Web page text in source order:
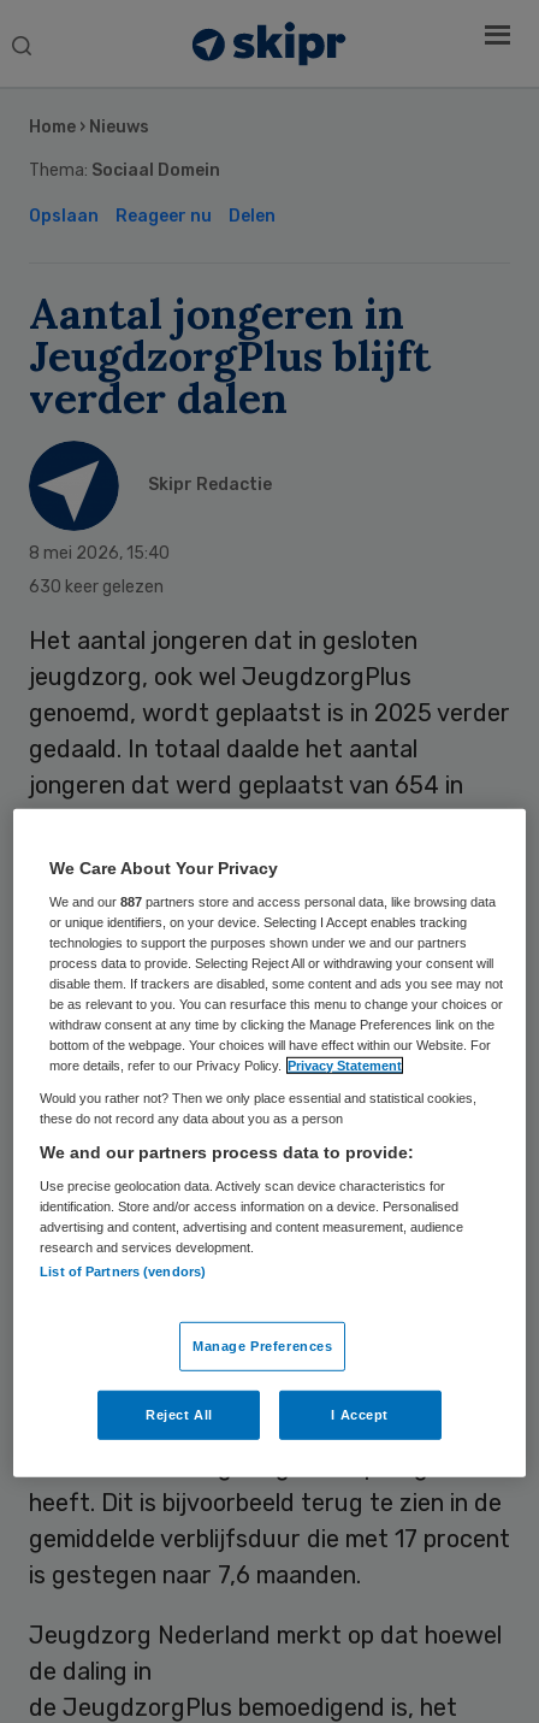
Search
Home › Nieuws
Thema: Sociaal Domein
Opslaan Reageer nu Delen
Aantal jongeren in
JeugdzorgPlus blijft
verder dalen
Skipr Redactie
8 mei 2026, 15:40
630 keer gelezen
Het aantal jongeren dat in gesloten
jeugdzorg, ook wel JeugdzorgPlus
genoemd, wordt geplaatst is in 2025 verder
gedaald. In totaal daalde het aantal
jongeren dat werd geplaatst van 654 in
Dat blijkt uit de Factsheet JeugdzorgPlus
2025 die Jeugdzorg Nederland heeft
gepubliceerd.
Sinds 2021 is het aantal geplaatste
jongeren bijna gehalveerd. Toen verbleven
nog 1.034 jongeren in gesloten jeugdzorg.
Daling gesloten plaatsingen
Landelijk is de ambitie om het aantal
gesloten plaatsingen zoveel mogelijk te
verlagen. Jongeren moeten zoveel mogelijk
in een open setting of thuis geholpen
worden. Dit leidt er echter toe dat de groep
die wél gesloten wordt geplaatst, steeds
heeft. Dit is bijvoorbeeld terug te zien in de
gemiddelde verblijfsduur die met 17 procent
is gestegen naar 7,6 maanden.
Jeugdzorg Nederland merkt op dat hoewel
de daling in
de JeugdzorgPlus bemoedigend is, het
Sidebar
We Care About Your Privacy
We and our887 partners store and access personal data, like browsing data
or unique identifiers, on your device. Selecting I Accept enables tracking
technologies to support the purposes shown under we and our partners
process data to provide. Selecting Reject All or withdrawing your consent will
disable them. If trackers are disabled, some content and ads you see may not
be as relevant to you. You can resurface this menu to change your choices or
withdraw consent at any time by clicking the Manage Preferences link on the
bottom of the webpage. Your choices will have effect within our Website. For
more details, refer to our Privacy Policy.
Privacy Statement
Would you rather not? Then we only place essential and statistical cookies,
these do not record any data about you as a person
We and our partners process data to provide:
Use precise geolocation data. Actively scan device characteristics for
identification. Store and/or access information on a device. Personalised
advertising and content, advertising and content measurement, audience
research and services development.
List of Partners (vendors)
Manage Preferences
Reject All I Accept